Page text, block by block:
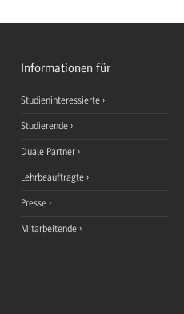
Informationen für
Studieninteressierte
Studierende
Duale Partner
Lehrbeauftragte
Presse
Mitarbeitende